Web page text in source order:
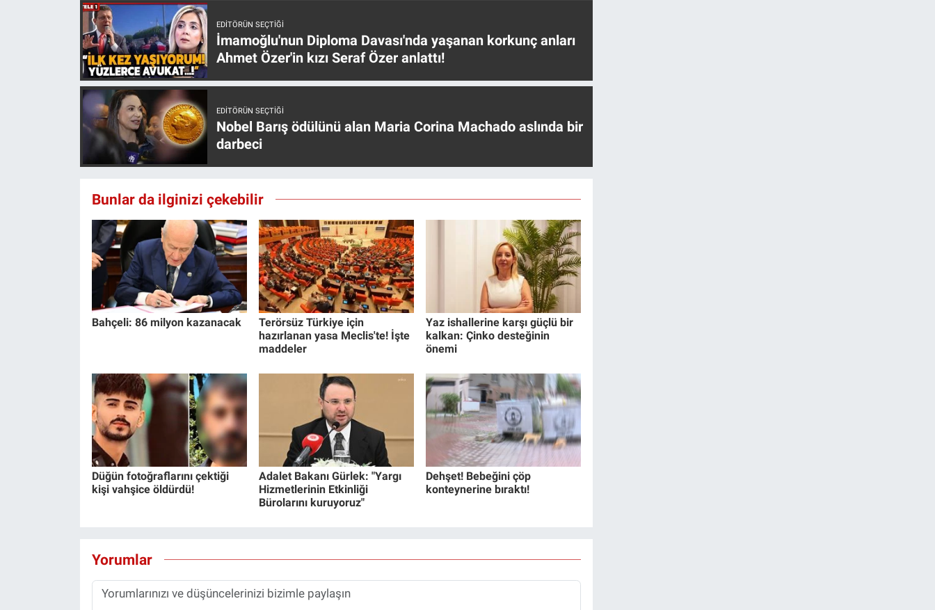
EDITÖRÜN SEÇTIĞI
İmamoğlu'nun Diploma Davası'nda yaşanan korkunç anları
Ahmet Özer'in kızı Seraf Özer anlattı!
EDITÖRÜN SEÇTIĞI
Nobel Barış ödülünü alan Maria Corina Machado aslında bir
darbeci
Bunlar da ilginizi çekebilir
Bahçeli: 86 milyon kazanacak
Terörsüz Türkiye için
hazırlanan yasa Meclis'te! İşte
maddeler
Yaz ishallerine karşı güçlü bir
kalkan: Çinko desteğinin
önemi
Düğün fotoğraflarını çektiği
kişi vahşice öldürdü!
Adalet Bakanı Gürlek: "Yargı
Hizmetlerinin Etkinliği
Bürolarını kuruyoruz"
Dehşet! Bebeğini çöp
konteynerine bıraktı!
Yorumlar